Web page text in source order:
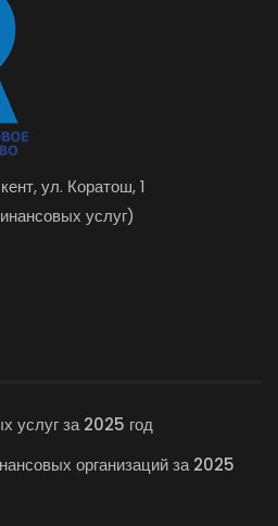
ул. Коратош, 1
услуг)
услуг за 2025 год
организаций за 2025